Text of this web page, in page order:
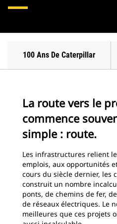
100 Ans De Caterpillar
La route vers le
commence
simple : route.
Les infrastructures relient
emplois, aux opportunités
cours du siècle dernier, les
construit un nombre
ponts, de chemins de fer,
de réseaux électriques. Le
meilleures que ces projets